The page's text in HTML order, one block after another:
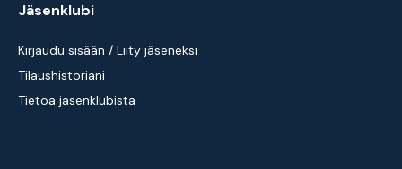
Jäsenklubi
Kirjaudu sisään / Liity jäseneksi
Tilaushistoriani
Tietoa jäsenklubista